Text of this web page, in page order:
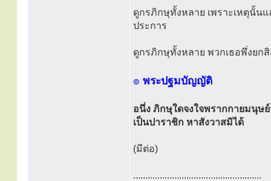
ดูกรภิกษุทั้งหลาย เพราะเหตุนั้น
ประการ
ดูกรภิกษุทั้งหลาย พวกเธอพึ่งยก
๏ พระปฐมบัญญัติ
อนึ่ง ภิกษุใดจงใจพรากกายมนุ
เป็นปาราชิก หาสังวาสมิได้
(มีต่อ)
.....................................................